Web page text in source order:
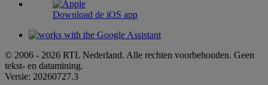
Download de iOS app
© 2006 - 2026 RTL Nederland. Alle rechten voorbehouden. Geen
tekst- en datamining.
Versie: 20260727.3